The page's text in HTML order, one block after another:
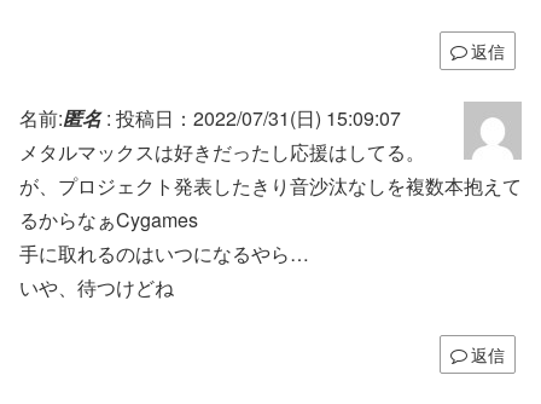
返信
名前:匿名: 投稿日：2022/07/31(日) 15:09:07
メタルマックスは好きだったし応援はしてる。
が、プロジェクト発表したきり音沙汰なしを複数本抱えて
るからなぁCygames
手に取れるのはいつになるやら…
いや、待つけどね
返信